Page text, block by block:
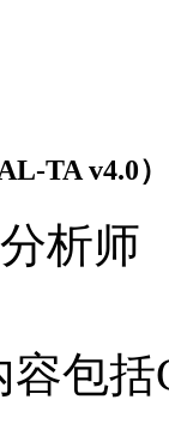
TA v4.0
析师
包